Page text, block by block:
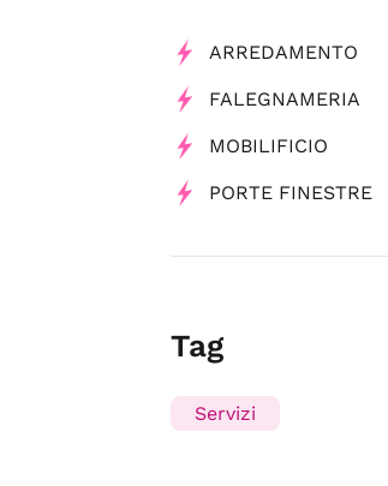
ARREDAMENTO
FALEGNAMERIA
MOBILIFICIO
PORTE FINESTRE
Tag
Servizi